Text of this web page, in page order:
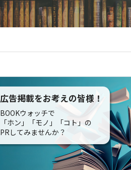
広告掲載をお考えの皆様！
BOOKウォッチで
「ホン」「モノ」「コト」の
PRしてみませんか？